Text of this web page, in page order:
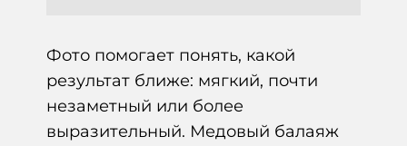
Фото помогает понять, какой
результат ближе: мягкий, почти
незаметный или более
выразительный. Медовый балаяж